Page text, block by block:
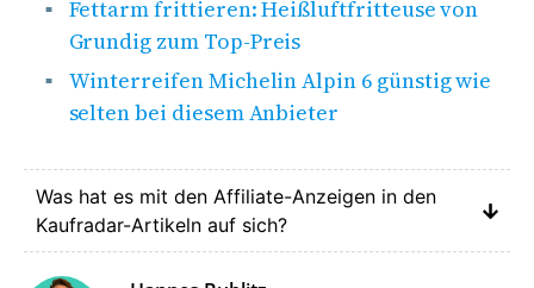
Fettarm frittieren: Heißluftfritteuse von
Grundig zum Top-Preis
Winterreifen Michelin Alpin 6 günstig wie
selten bei diesem Anbieter
Was hat es mit den Affiliate-Anzeigen in den
Kaufradar-Artikeln auf sich?